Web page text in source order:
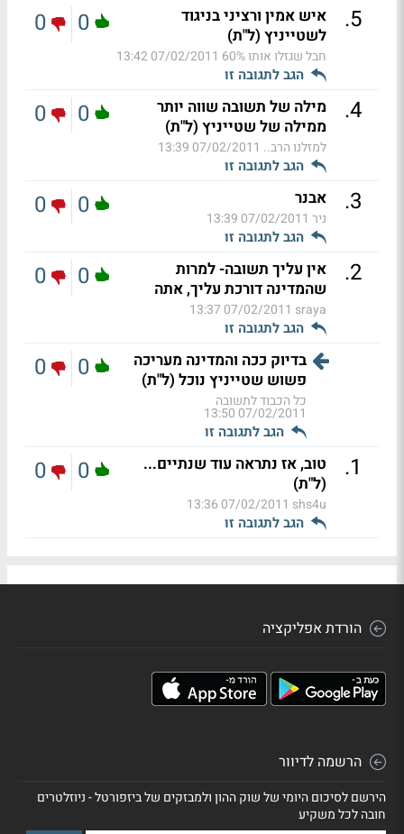
5
.
איש אמין ורציני בניגוד
לשטייניץ (ל"ת)
חבל שגזלו אותו 60% 07/02/2011 13:42
הגב לתגובה זו
0
0
4
.
מילה של תשובה שווה יותר
ממילה של שטייניץ (ל"ת)
למזלנו הרב.. 07/02/2011 13:39
הגב לתגובה זו
0
0
3
. אבנר
ניר 07/02/2011 13:39
הגב לתגובה זו
0
0
2
.
אין עליך תשובה- למרות
שהמדינה דורכת עליך, אתה
sraya
07/02/2011 13:37
הגב לתגובה זו
0
0
בדיוק ככה והמדינה מעריכה
פשוש שטייניץ נוכל (ל"ת)
כל הכבוד לתשובה
07/02/2011 13:50
הגב לתגובה זו
0
0
1
.
טוב, אז נתראה עוד שנתיים...
(ל"ת)
shs4u
07/02/2011 13:36
הגב לתגובה זו
0
0
הורדת אפליקציה
הרשמה לדיוור
הירשם לסיכום היומי של שוק ההון ולמבזקים של ביזפורטל - ניוזלטרים
חובה לכל משקיע